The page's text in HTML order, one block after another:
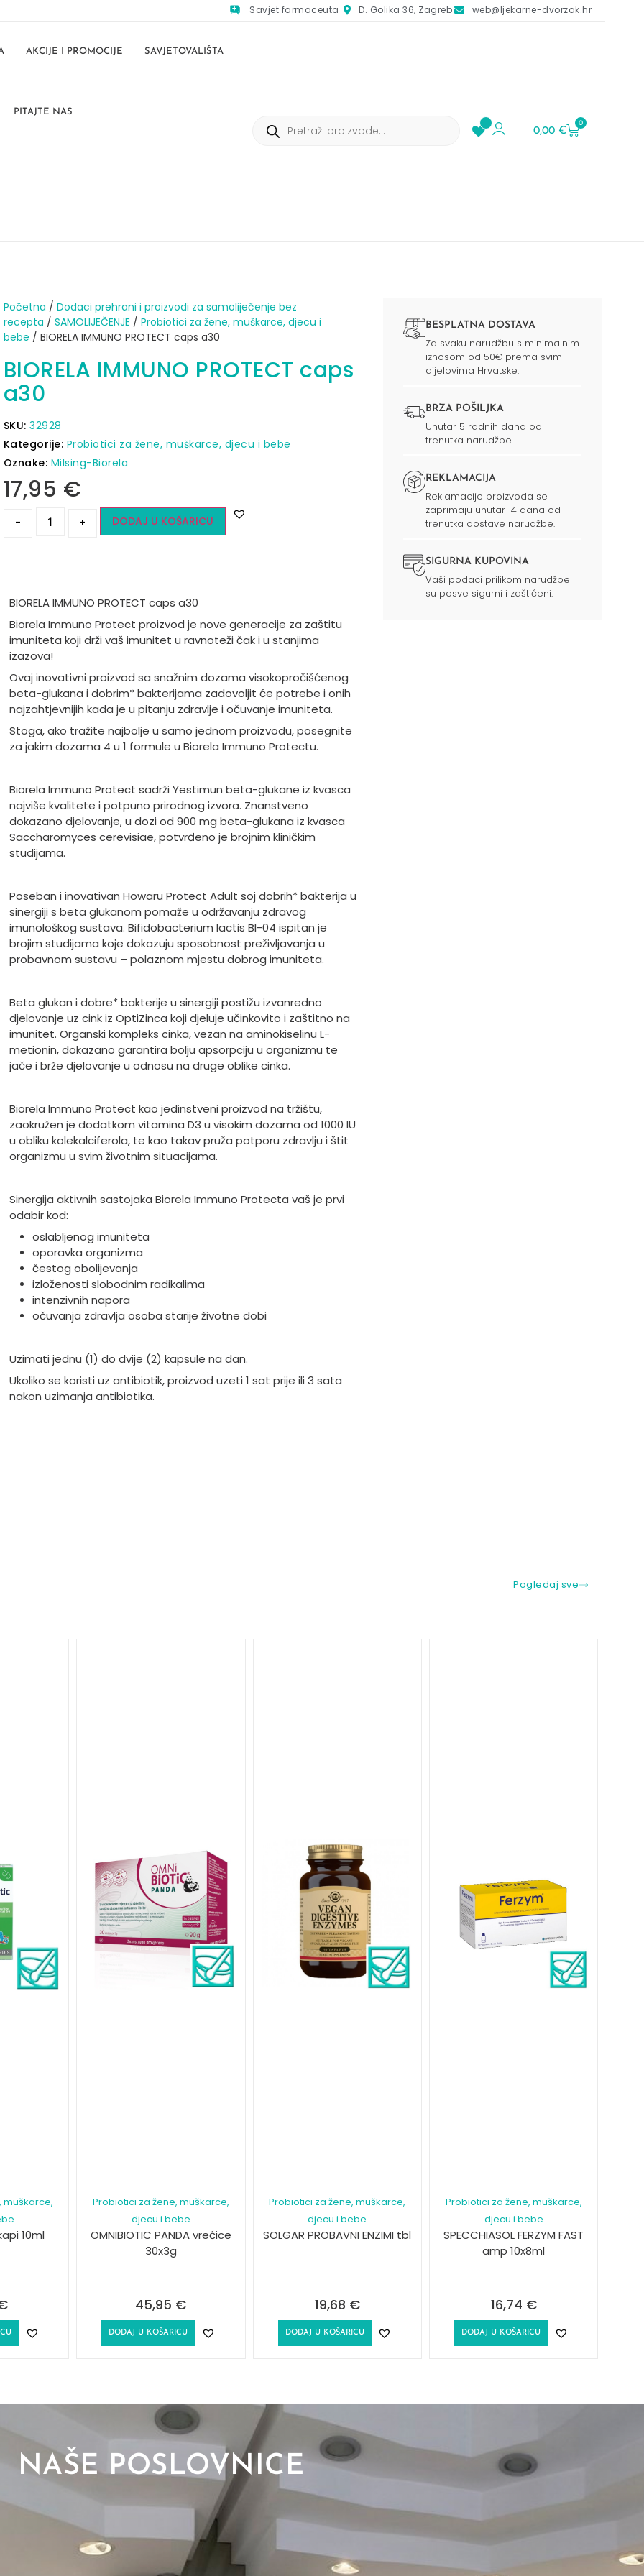
Savjet farmaceuta D. Golika 36, Zagreb web@ljekarne-dvorzak.hr
AKCIJE I PROMOCIJE SAVJETOVALIŠTA
PITAJTE NAS
0,00€
0
Početna / Dodaci prehrani i proizvodi za samoliječenje bez
recepta / SAMOLIJEČENJE / Probiotici za žene, muškarce, djecu i
bebe / BIORELA IMMUNO PROTECT caps a30
BIORELA IMMUNO PROTECT caps
a30
SKU: 32928
Kategorije: Probiotici za žene, muškarce, djecu i bebe
Oznake: Milsing-Biorela
17,95 €
- + DODAJ U KOŠARICU
BIORELA IMMUNO PROTECT caps a30
Biorela Immuno Protect proizvod je nove generacije za zaštitu
imuniteta koji drži vaš imunitet u ravnoteži čak i u stanjima
izazova!
Ovaj inovativni proizvod sa snažnim dozama visokopročišćenog
beta-glukana i dobrim* bakterijama zadovoljit će potrebe i onih
najzahtjevnijih kada je u pitanju zdravlje i očuvanje imuniteta.
Stoga, ako tražite najbolje u samo jednom proizvodu, posegnite
za jakim dozama 4 u 1 formule u Biorela Immuno Protectu.
Biorela Immuno Protect sadrži Yestimun beta-glukane iz kvasca
najviše kvalitete i potpuno prirodnog izvora. Znanstveno
dokazano djelovanje, u dozi od 900 mg beta-glukana iz kvasca
Saccharomyces cerevisiae, potvrđeno je brojnim kliničkim
studijama.
Poseban i inovativan Howaru Protect Adult soj dobrih* bakterija u
sinergiji s beta glukanom pomaže u održavanju zdravog
imunološkog sustava. Bifidobacterium lactis Bl-04 ispitan je
brojim studijama koje dokazuju sposobnost preživljavanja u
probavnom sustavu – polaznom mjestu dobrog imuniteta.
Beta glukan i dobre* bakterije u sinergiji postižu izvanredno
djelovanje uz cink iz OptiZinca koji djeluje učinkovito i zaštitno na
imunitet. Organski kompleks cinka, vezan na aminokiselinu L-
metionin, dokazano garantira bolju apsorpciju u organizmu te
jače i brže djelovanje u odnosu na druge oblike cinka.
Biorela Immuno Protect kao jedinstveni proizvod na tržištu,
zaokružen je dodatkom vitamina D3 u visokim dozama od 1000 IU
u obliku kolekalciferola, te kao takav pruža potporu zdravlju i štit
organizmu u svim životnim situacijama.
Sinergija aktivnih sastojaka Biorela Immuno Protecta vaš je prvi
odabir kod:
oslabljenog imuniteta
oporavka organizma
čestog obolijevanja
izloženosti slobodnim radikalima
intenzivnih napora
očuvanja zdravlja osoba starije životne dobi
Uzimati jednu (1) do dvije (2) kapsule na dan.
Ukoliko se koristi uz antibiotik, proizvod uzeti 1 sat prije ili 3 sata
nakon uzimanja antibiotika.
BESPLATNA DOSTAVA
Za svaku narudžbu s minimalnim
iznosom od 50€ prema svim
dijelovima Hrvatske.
BRZA POŠILJKA
Unutar 5 radnih dana od
trenutka narudžbe.
REKLAMACIJA
Reklamacije proizvoda se
zaprimaju unutar 14 dana od
trenutka dostave narudžbe.
SIGURNA KUPOVINA
Vaši podaci prilikom narudžbe
su posve sigurni i zaštićeni.
Pogledaj sve
muškarce,
10ml
Probiotici za žene, muškarce,
djecu i bebe
OMNIBIOTIC PANDA vrećice
30x3g
45,95 €
DODAJ U KOŠARICU
Probiotici za žene, muškarce,
djecu i bebe
SOLGAR PROBAVNI ENZIMI tbl
19,68 €
DODAJ U KOŠARICU
Probiotici za žene, muškarce,
djecu i bebe
SPECCHIASOL FERZYM FAST
amp 10x8ml
16,74 €
DODAJ U KOŠARICU
NAŠE POSLOVNICE